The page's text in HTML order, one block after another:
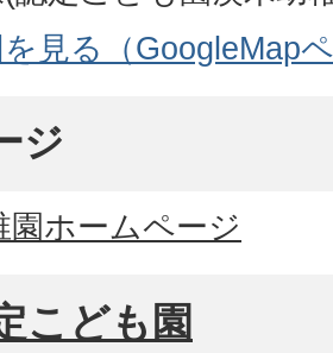
見る（GoogleMap
ジ
園ホームページ
こども園